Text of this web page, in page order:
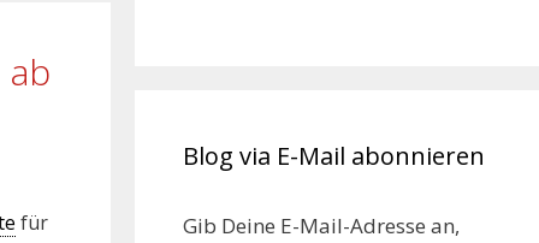
für
Blog via E-Mail abonnieren
Gib Deine E-Mail-Adresse an,